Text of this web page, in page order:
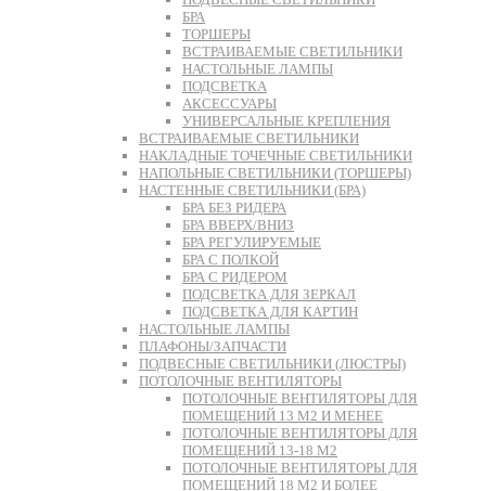
БРА
ТОРШЕРЫ
ВСТРАИВАЕМЫЕ СВЕТИЛЬНИКИ
НАСТОЛЬНЫЕ ЛАМПЫ
ПОДСВЕТКА
АКСЕССУАРЫ
УНИВЕРСАЛЬНЫЕ КРЕПЛЕНИЯ
ВСТРАИВАЕМЫЕ СВЕТИЛЬНИКИ
НАКЛАДНЫЕ ТОЧЕЧНЫЕ СВЕТИЛЬНИКИ
НАПОЛЬНЫЕ СВЕТИЛЬНИКИ (ТОРШЕРЫ)
НАСТЕННЫЕ СВЕТИЛЬНИКИ (БРА)
БРА БЕЗ РИДЕРА
БРА ВВЕРХ/ВНИЗ
БРА РЕГУЛИРУЕМЫЕ
БРА С ПОЛКОЙ
БРА С РИДЕРОМ
ПОДСВЕТКА ДЛЯ ЗЕРКАЛ
ПОДСВЕТКА ДЛЯ КАРТИН
НАСТОЛЬНЫЕ ЛАМПЫ
ПЛАФОНЫ/ЗАПЧАСТИ
ПОДВЕСНЫЕ СВЕТИЛЬНИКИ (ЛЮСТРЫ)
ПОТОЛОЧНЫЕ ВЕНТИЛЯТОРЫ
ПОТОЛОЧНЫЕ ВЕНТИЛЯТОРЫ ДЛЯ
ПОМЕЩЕНИЙ 13 М2 И МЕНЕЕ
ПОТОЛОЧНЫЕ ВЕНТИЛЯТОРЫ ДЛЯ
ПОМЕЩЕНИЙ 13-18 М2
ПОТОЛОЧНЫЕ ВЕНТИЛЯТОРЫ ДЛЯ
ПОМЕЩЕНИЙ 18 М2 И БОЛЕЕ